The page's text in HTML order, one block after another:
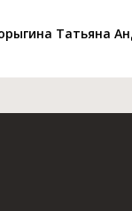
Татьяна